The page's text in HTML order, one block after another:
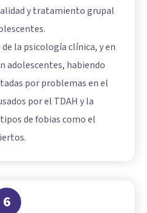
y tratamiento grupal
la psicología clínica, y en
adolescentes, habiendo
por problemas en el
por el TDAH y la
de fobias como el
6